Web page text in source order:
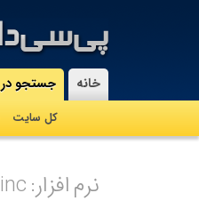
-خانه جستجو در
کل سایت
نرم افزار: mindgems inc